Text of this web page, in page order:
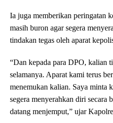
Ia juga memberikan peringatan
masih buron agar segera
tindakan tegas oleh aparat
“Dan kepada para DPO, kalian
selamanya. Aparat kami terus
menemukan kalian. Saya minta
segera menyerahkan diri secara
datang menjemput,” ujar